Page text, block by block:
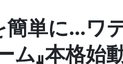
単に...ワ
ム』本格始